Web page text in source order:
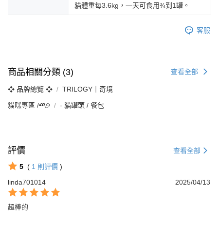
貓體重每3.6kg，一天可食用¾到1罐。
客服
商品相關分類 (3) 查看全部
❖ 品牌總覽 ❖ TRILOGY｜奇境
貓咪專區 /•᷅‎‎•᷄\୭ ‐ 貓罐頭 / 餐包
評價 查看全部
5 ( 1 則評價 )
linda701014
2025/04/13
超棒的